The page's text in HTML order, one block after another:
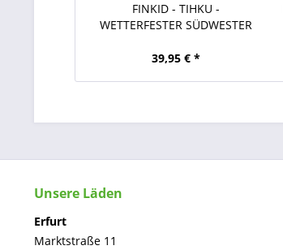
FINKID - TIHKU -
WETTERFESTER SÜDWESTER
39,95 € *
Unsere Läden
Erfurt
Marktstraße 11